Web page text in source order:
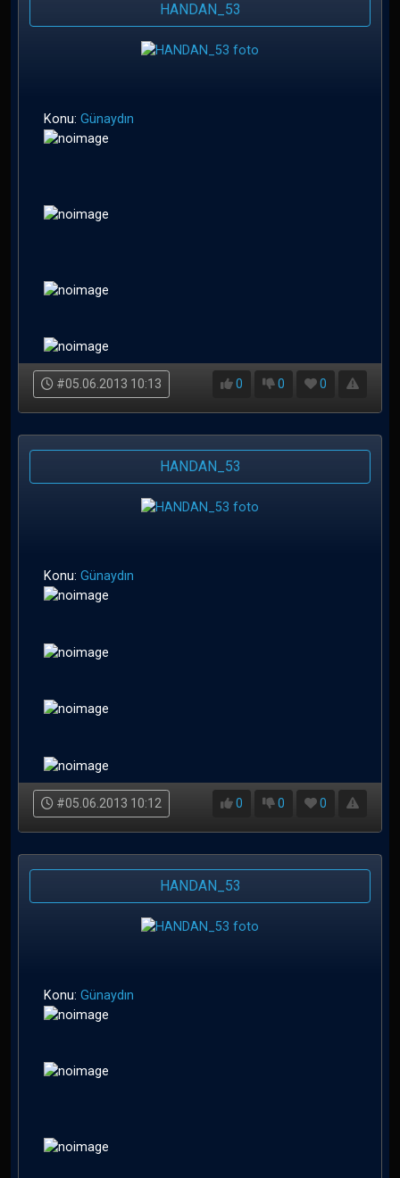
HANDAN_53
Konu: Günaydın
#05.06.2013 10:13 0 0 0
HANDAN_53
Konu: Günaydın
#05.06.2013 10:12 0 0 0
HANDAN_53
Konu: Günaydın